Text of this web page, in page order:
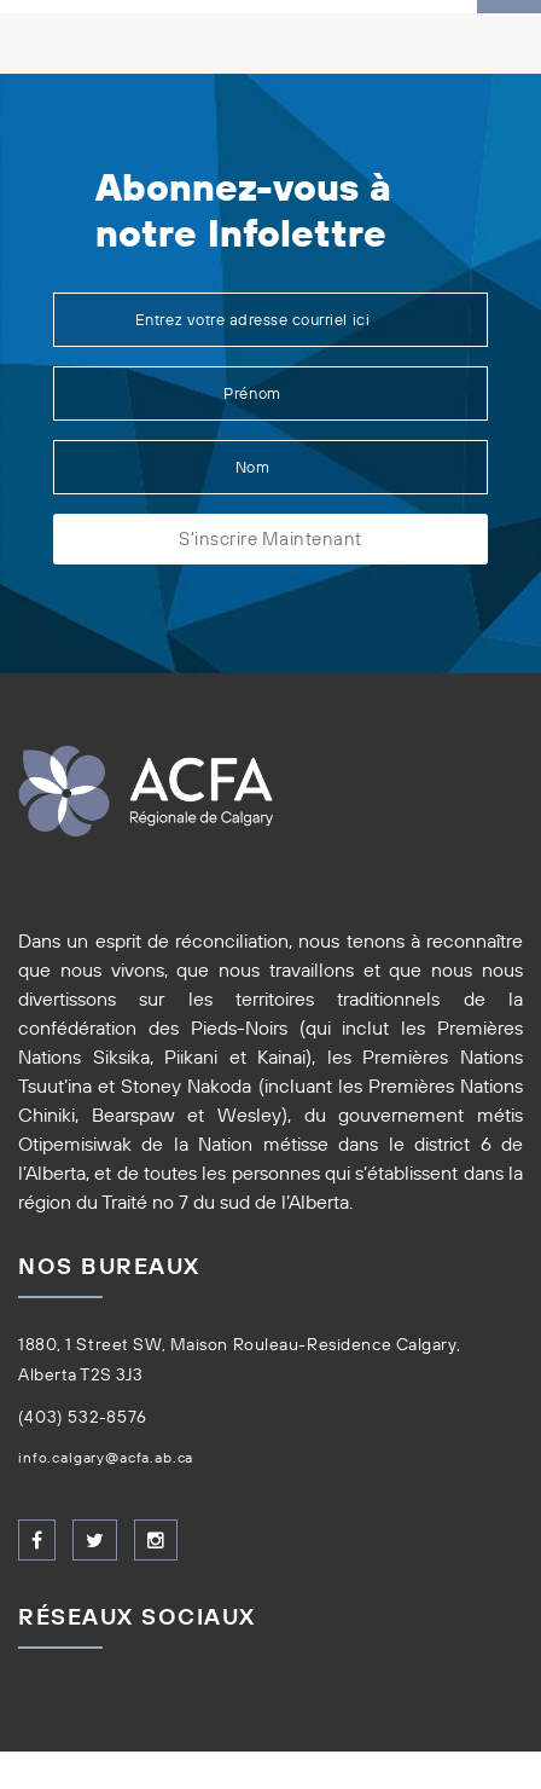
Abonnez-vous à
notre Infolettre
Dans un esprit de réconciliation, nous tenons à reconnaître
que nous vivons, que nous travaillons et que nous nous
divertissons sur les territoires traditionnels de la
confédération des Pieds-Noirs (qui inclut les Premières
Nations Siksika, Piikani et Kainai), les Premières Nations
Tsuut’ina et Stoney Nakoda (incluant les Premières Nations
Chiniki, Bearspaw et Wesley), du gouvernement métis
Otipemisiwak de la Nation métisse dans le district 6 de
l’Alberta, et de toutes les personnes qui s’établissent dans la
région du Traité no 7 du sud de l’Alberta.
NOS BUREAUX
1880, 1 Street SW, Maison Rouleau-Residence Calgary,
Alberta T2S 3J3
(403) 532-8576
info.calgary@acfa.ab.ca
RÉSEAUX SOCIAUX